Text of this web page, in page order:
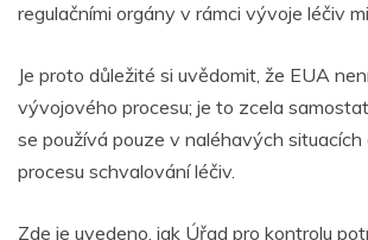
regulačními orgány v rámci vývoje léčiv
Je proto důležité si uvědomit, že EUA
vývojového procesu; je to zcela
se používá pouze v naléhavých situacích
procesu schvalování léčiv.
Zde je uvedeno, jak Úřad pro kontrolu